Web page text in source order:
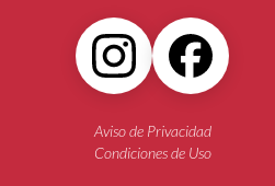
Aviso de Privacidad
Condiciones de Uso